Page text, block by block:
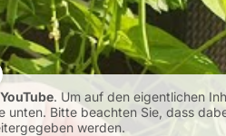
YouTube. Um auf den eigentlichen
unten. Bitte beachten Sie, dass
werden.